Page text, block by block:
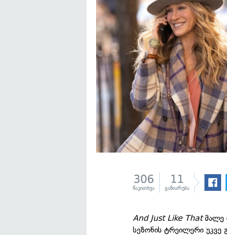
306
წაკითხვა
11
გაზიარება
And Just Like Thatმალე
სეზონის ტრეილერი უკვე